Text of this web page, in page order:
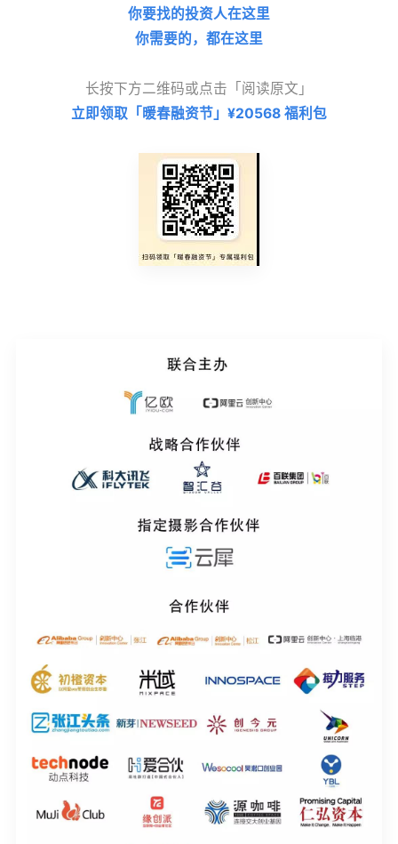
你要找的投资人在这里
你需要的，都在这里
长按下方二维码或点击「阅读原文」
立即领取「暖春融资节」¥20568 福利包